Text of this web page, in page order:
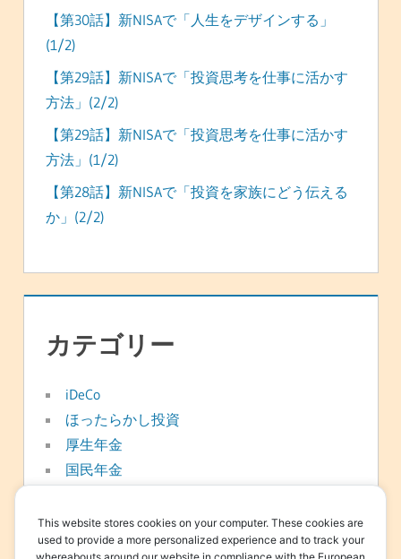
【第30話】新NISAで「人生をデザインする」
(1/2)
【第29話】新NISAで「投資思考を仕事に活かす
方法」(2/2)
【第29話】新NISAで「投資思考を仕事に活かす
方法」(1/2)
【第28話】新NISAで「投資を家族にどう伝える
か」(2/2)
カテゴリー
iDeCo
ほったらかし投資
厚生年金
国民年金
新NISA
日常
This website stores cookies on your computer. These cookies are
used to provide a more personalized experience and to track your